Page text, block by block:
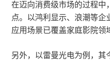
在迈向消费级市场的过程中
点。以鸿利显示、浪潮等
应用场景已覆盖家庭影院领
另外，以雷曼光电为例，其